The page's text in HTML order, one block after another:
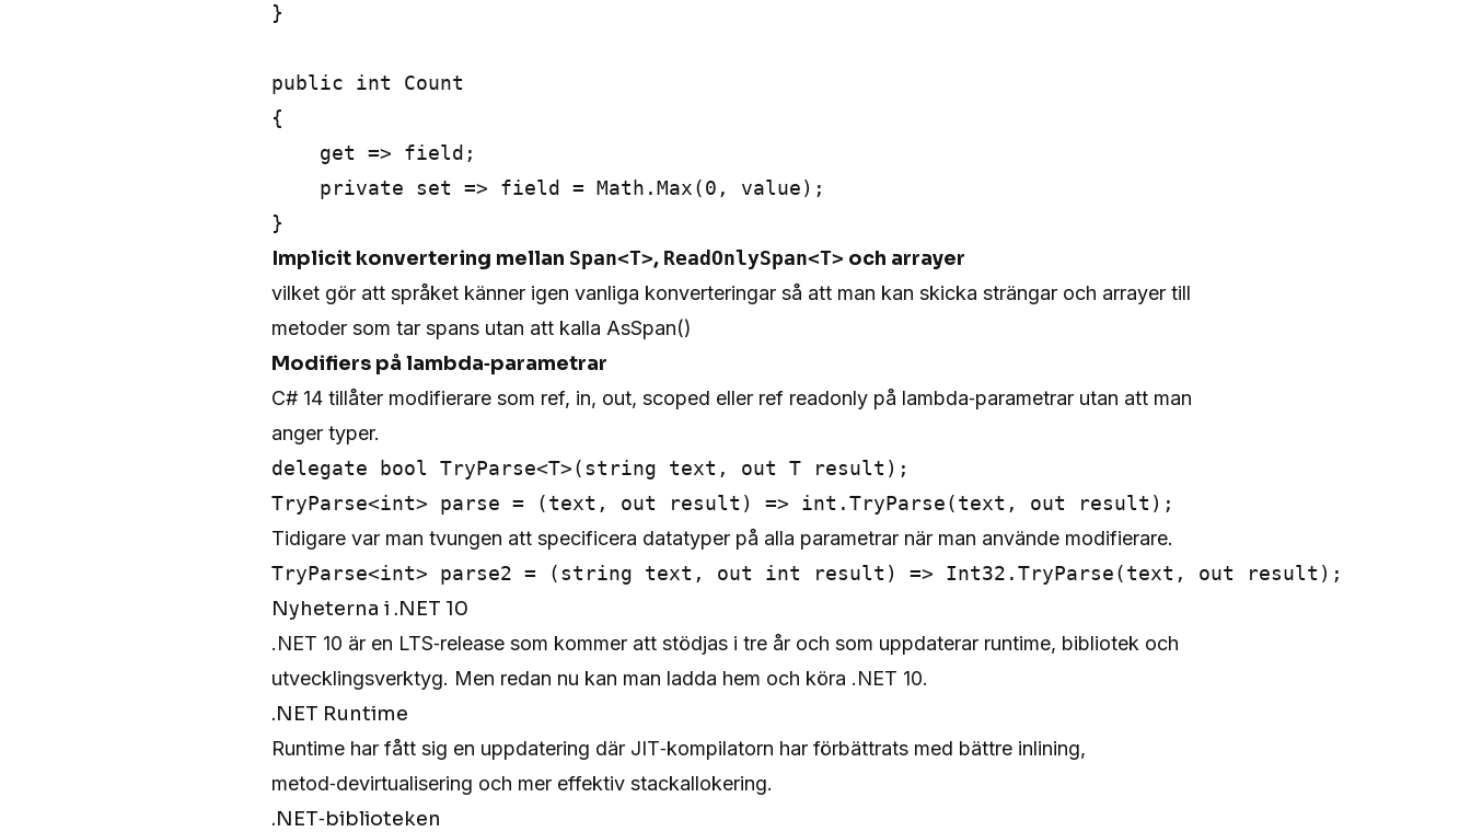
}
public int Count
{
    get => field;
    private set => field = Math.Max(0, value);
Implicit konvertering mellan Span<T>, ReadOnlySpan<T> och arrayer
vilket gör att språket känner igen vanliga konverteringar så att man kan skicka strängar och arrayer till
metoder som tar spans utan att kalla AsSpan()
Modifiers på lambda‑parametrar
C# 14 tillåter modifierare som ref, in, out, scoped eller ref readonly på lambda‑parametrar utan att man
anger typer.
delegate bool TryParse<T>(string text, out T result);
Tidigare var man tvungen att specificera datatyper på alla parametrar när man använde modifierare.
Nyheterna i .NET 10
.NET 10 är en LTS‑release som kommer att stödjas i tre år och som uppdaterar runtime, bibliotek och
utvecklingsverktyg. Men redan nu kan man ladda hem och köra .NET 10.
.NET Runtime
Runtime har fått sig en uppdatering där JIT‑kompilatorn har förbättrats med bättre inlining,
metod‑devirtualisering och mer effektiv stackallokering.
.NET‑biblioteken